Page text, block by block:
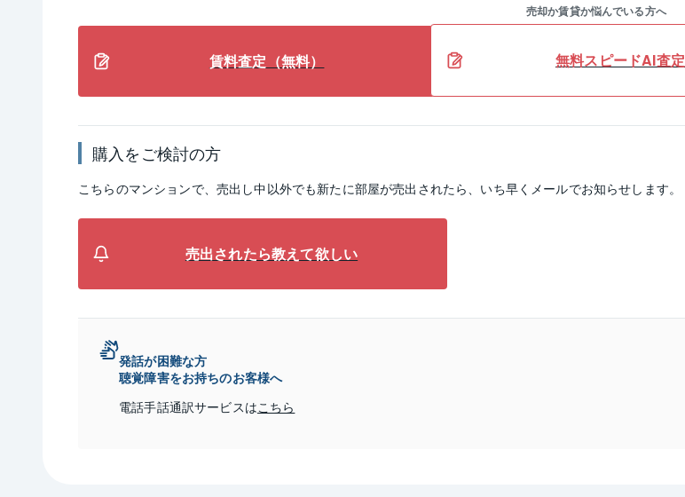
賃料査定（無料）
売却か賃貸か悩んでいる方へ
無料スピードAI査定
購入をご検討の方
こちらのマンションで、売出し中以外でも新たに部屋が売出されたら、いち早くメールでお知らせします。
売出されたら教えて欲しい
発話が困難な方
聴覚障害をお持ちのお客様へ
電話手話通訳サービスはこちら